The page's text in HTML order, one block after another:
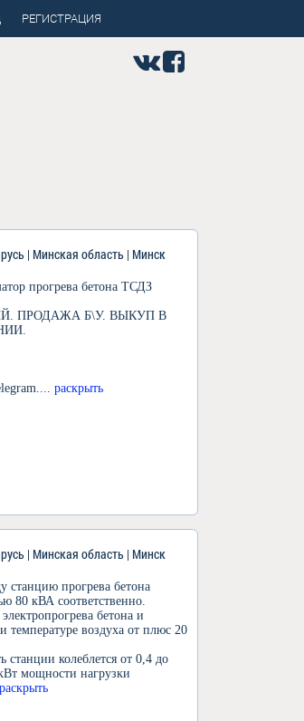
РЕГИСТРАЦИЯ
| Минская область | Минск
прогрева бетона ТСДЗ
ПРОДАЖА Б\У. ВЫКУП В
... раскрыть
| Минская область | Минск
станцию прогрева бетона
80 кВА соответственно.
бетона и
температуре воздуха от плюс 20
станции колеблется от 0,4 до
мощности нагрузки